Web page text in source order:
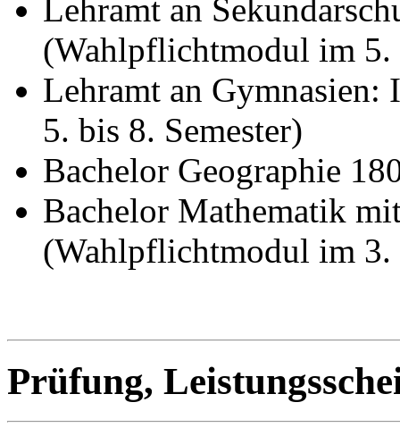
Lehramt an
(Wahlpflichtmodul im 5.
Lehramt an
5. bis 8. Semester)
Bachelor Geographie
Bachelor Mathematik
(Wahlpflichtmodul im 3.
Prüfung,